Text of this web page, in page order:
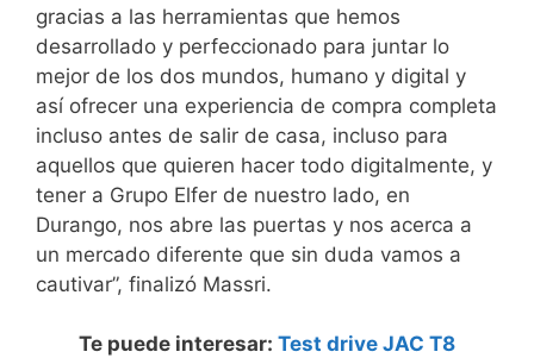
gracias a las herramientas que hemos
desarrollado y perfeccionado para juntar lo
mejor de los dos mundos, humano y digital y
así ofrecer una experiencia de compra completa
incluso antes de salir de casa, incluso para
aquellos que quieren hacer todo digitalmente, y
tener a Grupo Elfer de nuestro lado, en
Durango, nos abre las puertas y nos acerca a
un mercado diferente que sin duda vamos a
cautivar”, finalizó Massri.
Te puede interesar: Test drive JAC T8